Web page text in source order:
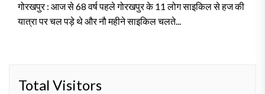
गोरखपुर : आज से 68 वर्ष पहले गोरखपुर के 11 लोग साइकिल से हज की
यात्रा पर चल पड़े थे और नौ महीने साइकिल चलते...
Total Visitors